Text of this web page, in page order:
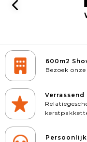
600m2
Bezoek
Verrassend